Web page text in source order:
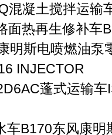
混凝土搅拌运输
面热再生修补车
明斯电喷燃油泵
INJECTOR
蓬式运输
车B170东风康明